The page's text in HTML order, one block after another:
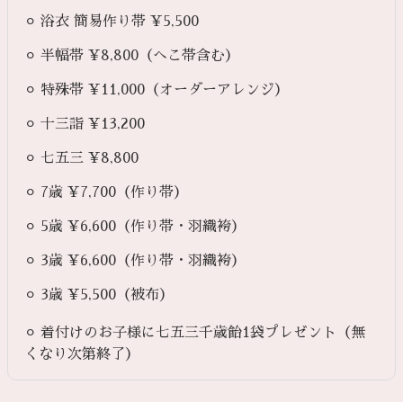
⚪︎ 浴衣 簡易作り帯 ¥5,500
⚪︎ 半幅帯 ¥8,800（へこ帯含む）
⚪︎ 特殊帯 ¥11,000（オーダーアレンジ）
⚪︎ 十三詣 ¥13,200
⚪︎ 七五三 ¥8,800
⚪︎ 7歳 ¥7,700（作り帯）
⚪︎ 5歳 ¥6,600（作り帯・羽織袴）
⚪︎ 3歳 ¥6,600（作り帯・羽織袴）
⚪︎ 3歳 ¥5,500（被布）
⚪︎ 着付けのお子様に七五三千歳飴1袋プレゼント（無
くなり次第終了）